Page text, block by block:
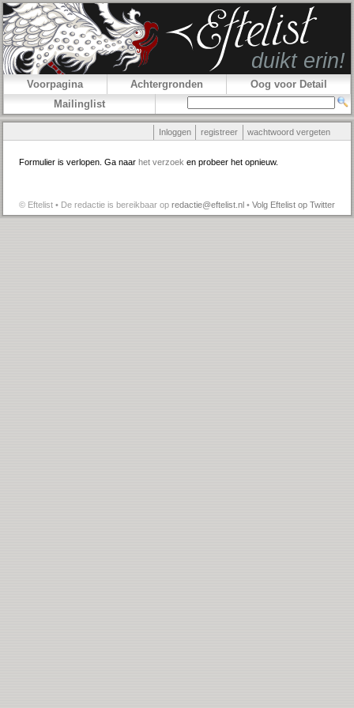
Voorpagina Achtergronden
Oog voor Detail
Mailinglist
Inloggen registreer wachtwoord vergeten
Formulier is verlopen. Ga naar het verzoek en probeer het opnieuw.
© Eftelist • De redactie is bereikbaar op redactie@eftelist.nl • Volg Eftelist op Twitter